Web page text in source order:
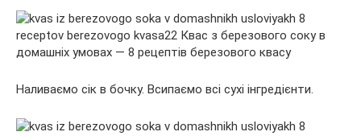
Наливаємо сік в бочку. Всипаємо всі сухі інгредієнти.